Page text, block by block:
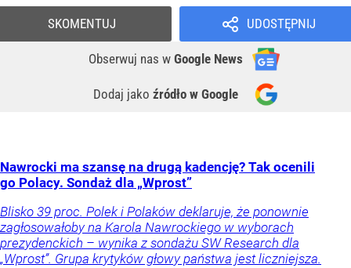
UDOSTĘPNIJ
Obserwuj nas w Google News
Dodaj jako źródło w Google
SKOMENTUJ
Nawrocki ma szansę na drugą kadencję? Tak ocenili
go Polacy. Sondaż dla „Wprost”
Blisko 39 proc. Polek i Polaków deklaruje, że ponownie
zagłosowałoby na Karola Nawrockiego w wyborach
prezydenckich – wynika z sondażu SW Research dla
„Wprost”. Grupa krytyków głowy państwa jest liczniejsza.